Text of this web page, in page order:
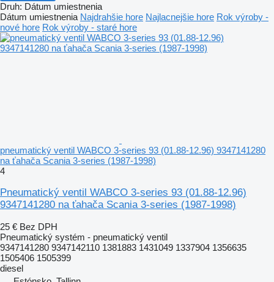
Druh: Dátum umiestnenia
Dátum umiestnenia Najdrahšie hore Najlacnejšie hore Rok výroby -
nové hore Rok výroby - staré hore
pneumatický ventil WABCO 3-series 93 (01.88-12.96) 9347141280
na ťahača Scania 3-series (1987-1998)
4
Pneumatický ventil WABCO 3-series 93 (01.88-12.96)
9347141280 na ťahača Scania 3-series (1987-1998)
25 € Bez DPH
Pneumatický systém - pneumatický ventil
9347141280 9347142110 1381883 1431049 1337904 1356635
1505406 1505399
diesel